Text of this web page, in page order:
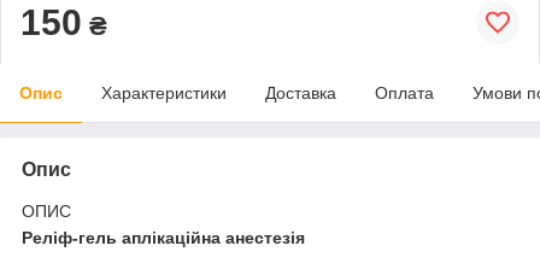
150 ₴
Опис Характеристики Доставка Оплата Умови
Опис
ОПИС
Реліф-гель аплікаційна анестезія